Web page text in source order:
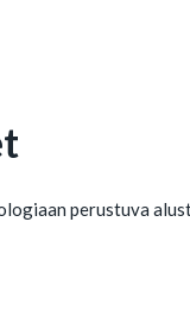
perustuva